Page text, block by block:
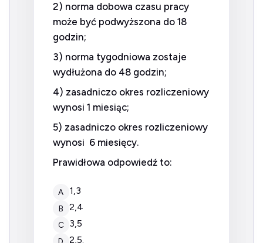
2) norma dobowa czasu pracy
może być podwyższona do 18
godzin;
3) norma tygodniowa zostaje
wydłużona do 48 godzin;
4) zasadniczo okres rozliczeniowy
wynosi 1 miesiąc;
5) zasadniczo okres rozliczeniowy
wynosi 6 miesięcy.
Prawidłowa odpowiedź to:
A 1,3
B 2,4
C 3,5
D 2,5.